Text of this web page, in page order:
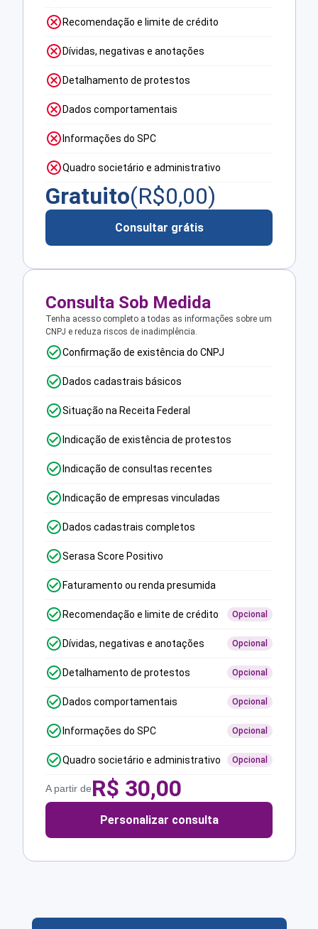
Recomendação e limite de crédito
Dívidas, negativas e anotações
Detalhamento de protestos
Dados comportamentais
Informações do SPC
Quadro societário e administrativo
Gratuito(R$0,00)
Consultar grátis
Consulta Sob Medida
Tenha acesso completo a todas as informações sobre um
CNPJ e reduza riscos de inadimplência.
Confirmação de existência do CNPJ
Dados cadastrais básicos
Situação na Receita Federal
Indicação de existência de protestos
Indicação de consultas recentes
Indicação de empresas vinculadas
Dados cadastrais completos
Serasa Score Positivo
Faturamento ou renda presumida
Recomendação e limite de crédito Opcional
Dívidas, negativas e anotações Opcional
Detalhamento de protestos Opcional
Dados comportamentais Opcional
Informações do SPC Opcional
Quadro societário e administrativo Opcional
A partir deR$ 30,00
Personalizar consulta